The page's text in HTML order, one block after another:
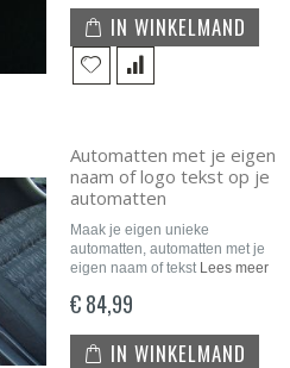
IN WINKELMAND
Automatten met je eigen
naam of logo tekst op je
automatten
Maak je eigen unieke
automatten, automatten met je
eigen naam of tekst Lees meer
€ 84,99
IN WINKELMAND